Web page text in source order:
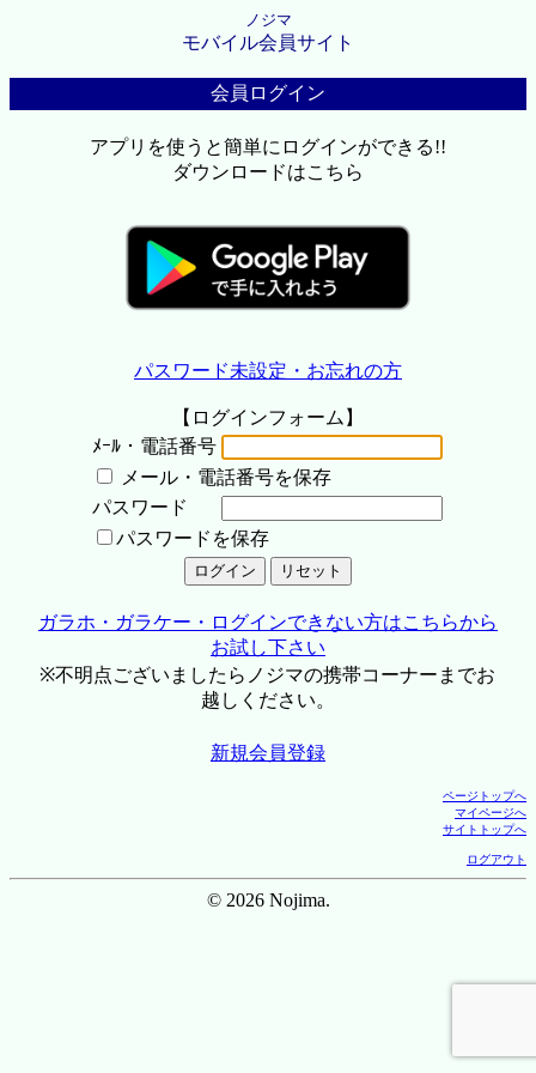
ノジマ
モバイル会員サイト
会員ログイン
アプリを使うと簡単にログインができる!!
ダウンロードはこちら
パスワード未設定・お忘れの方
【ログインフォーム】
ﾒｰﾙ・電話番号
メール・電話番号を保存
パスワード
パスワードを保存
ガラホ・ガラケー・ログインできない方はこちらから
お試し下さい
※不明点ございましたらノジマの携帯コーナーまでお
越しください。
新規会員登録
ページトップへ
マイページへ
サイトトップへ
ログアウト
© 2026 Nojima.